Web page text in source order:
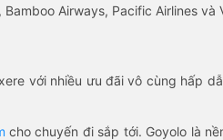
Airways, Pacific Airlines và
với nhiều ưu đãi vô cùng hấp
cho chuyến đi sắp tới. Goyolo là